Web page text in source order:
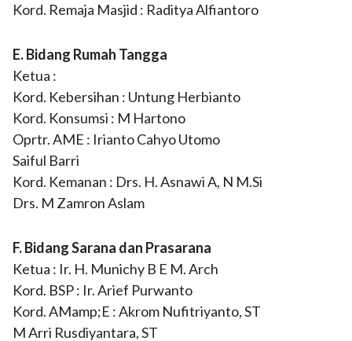
Kord. Remaja Masjid : Raditya Alfiantoro
E. Bidang Rumah Tangga
Ketua :
Kord. Kebersihan : Untung Herbianto
Kord. Konsumsi : M Hartono
Oprtr. AME : Irianto Cahyo Utomo
Saiful Barri
Kord. Kemanan : Drs. H. Asnawi A, N M.Si
Drs. M Zamron Aslam
F. Bidang Sarana dan Prasarana
Ketua : Ir. H. Munichy B E M. Arch
Kord. BSP : Ir. Arief Purwanto
Kord. AMamp;E : Akrom Nufitriyanto, ST
M Arri Rusdiyantara, ST